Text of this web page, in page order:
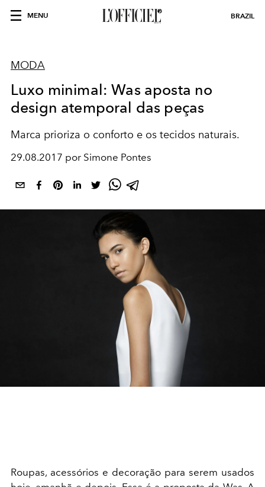
MENU BRAZIL
MODA
Luxo minimal: Was aposta no
design atemporal das peças
Marca prioriza o conforto e os tecidos naturais.
29.08.2017 por Simone Pontes
Roupas, acessórios e decoração para serem usados